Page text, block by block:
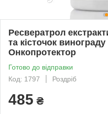
Ресвератрол
та кісточок
Онкопротектор
Готово до відправки
Код: 1797
Роздріб
485 ₴